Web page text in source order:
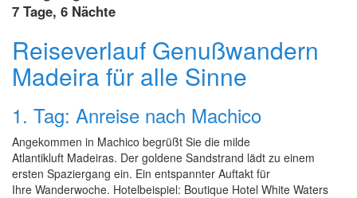
7 Tage, 6 Nächte
Reiseverlauf Genußwandern
Madeira für alle Sinne
1. Tag: Anreise nach Machico
Angekommen in Machico begrüßt Sie die milde
Atlantikluft Madeiras. Der goldene Sandstrand lädt zu einem
ersten Spaziergang ein. Ein entspannter Auftakt für
Ihre Wanderwoche. Hotelbeispiel: Boutique Hotel White Waters